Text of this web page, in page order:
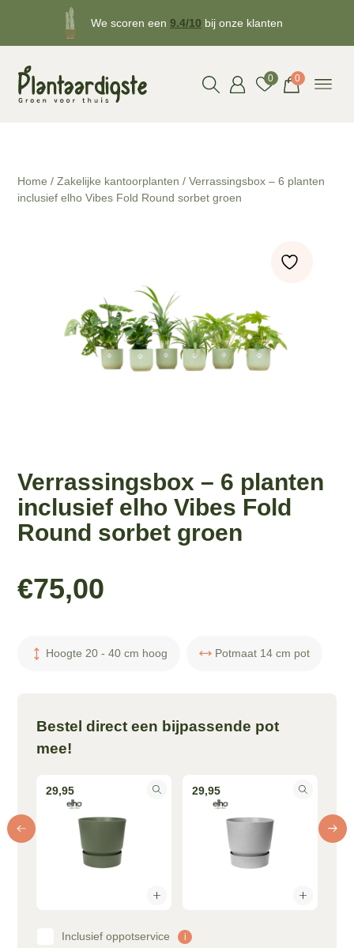
We scoren een 9.4/10 bij onze klanten
0 0
Home /Zakelijke kantoorplanten / Verrassingsbox – 6 planten
inclusief elho Vibes Fold Round sorbet groen
Verrassingsbox – 6 planten
inclusief elho Vibes Fold
Round sorbet groen
€75,00
Hoogte 20 - 40 cm hoog Potmaat 14 cm pot
Bestel direct een bijpassende pot
mee!
29,95 29,95
Inclusief oppotservice i